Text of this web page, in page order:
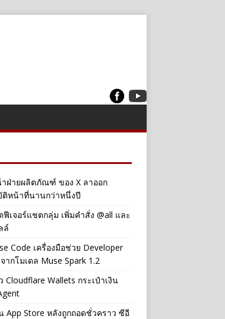
ฝ่ายผลิตภัณฑ์ ของ X ลาออก
หน้าที่นานกว่าหนึ่งปี
ฟีเจอร์แชตกลุ่ม เพิ่มคำสั่ง @all และ
ล์
Code เครื่องมือช่วย Developer
ากโมเดล Muse Spark 1.2
Cloudflare Wallets กระเป๋าเงิน
App Store หลังถูกถอดชั่วคราว ซีอี